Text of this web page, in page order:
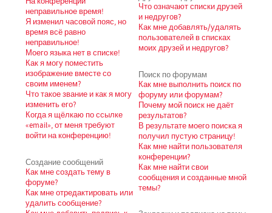
неправильное время!
Я изменил часовой пояс, но
время всё равно
неправильное!
Моего языка нет в списке!
Как я могу поместить
изображение вместе со
своим именем?
Что такое звание и как я могу
изменить его?
Когда я щёлкаю по ссылке
«email», от меня требуют
войти на конференцию!
Создание сообщений
Как мне создать тему в
форуме?
Как мне отредактировать или
удалить сообщение?
Что означают списки друзей
и недругов?
Как мне добавлять/удалять
пользователей в списках
моих друзей и недругов?
Поиск по форумам
Как мне выполнить поиск по
форуму или форумам?
Почему мой поиск не даёт
результатов?
В результате моего поиска я
получил пустую страницу!
Как мне найти пользователя
конференции?
Как мне найти свои
сообщения и созданные мной
темы?